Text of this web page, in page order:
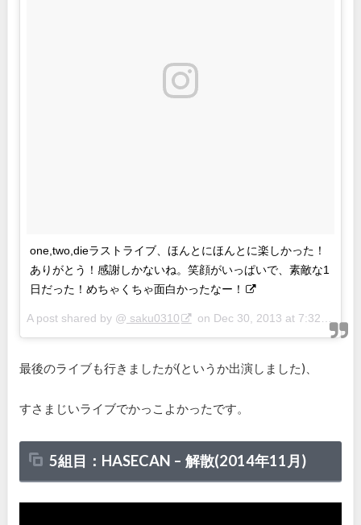
one,two,dieラストライブ、ほんとにほんとに楽しかった！
ありがとう！感謝しかないね。笑顔がいっぱいで、素敵な1
日だった！めちゃくちゃ面白かったなー！
A post shared by @ saku0310 on Dec 30, 2013 at 7:32am PST
最後のライブも行きましたが(というか出演しました)、
すさまじいライブでかっこよかったです。
5組目：HASECAN – 解散(2014年11 月)